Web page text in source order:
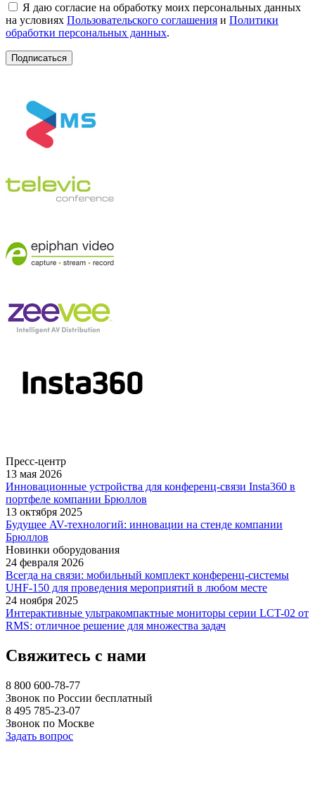
Я даю согласие на обработку моих персональных данных
на условиях Пользовательского соглашения и Политики
обработки персональных данных.
Пресс-центр
13 мая 2026
Инновационные устройства для конференц-связи Insta360 в
портфеле компании Брюллов
13 октября 2025
Будущее AV-технологий: инновации на стенде компании
Брюллов
Новинки оборудования
24 февраля 2026
Всегда на связи: мобильный комплект конференц-системы
UHF-150 для проведения мероприятий в любом месте
24 ноября 2025
Интерактивные ультракомпактные мониторы серии LCT-02 от
RMS: отличное решение для множества задач
Свяжитесь с нами
8 800 600-78-77
Звонок по России бесплатный
8 495 785-23-07
Звонок по Москве
Задать вопрос